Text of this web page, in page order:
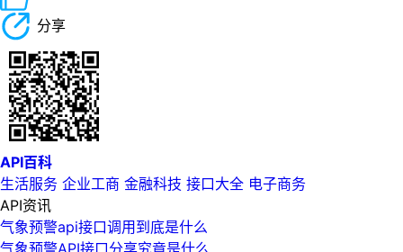
分享
API百科
生活服务 企业工商 金融科技 接口大全 电子商务
API资讯
气象预警api接口调用到底是什么
气象预警API接口分享究竟是什么